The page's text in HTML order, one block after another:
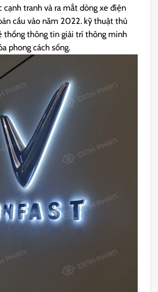
cạnh tranh và ra mắt dòng xe điện
cầu vào năm 2022. kỹ thuật thủ
thống thông tin giải trí thông minh
phong cách sống.